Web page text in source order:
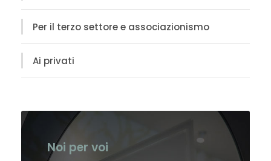
Per il terzo settore e associazionismo
Ai privati
Noi per voi